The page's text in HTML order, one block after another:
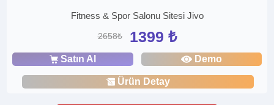
Fitness & Spor Salonu Sitesi Jivo
2658₺ 1399 ₺
Satın Al Demo
Ürün Detay